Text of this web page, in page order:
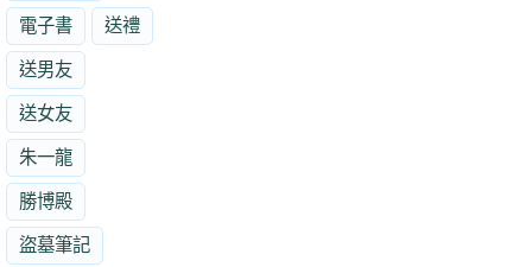
電子書 送禮
送男友
送女友
朱一龍
勝博殿
盜墓筆記